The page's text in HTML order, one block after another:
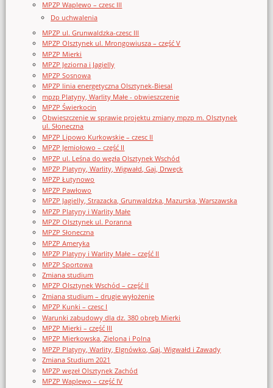
MPZP Waplewo – czesc III
Do uchwalenia
MPZP ul. Grunwaldzka-czesc III
MPZP Olsztynek ul. Mrongowiusza – część V
MPZP Mierki
MPZP Jeziorna i Jagielly
MPZP Sosnowa
MPZP linia energetyczna Olsztynek-Biesal
mpzp Platyny, Warlity Małe - obwieszczenie
MPZP Świerkocin
Obwieszczenie w sprawie projektu zmiany mpzp m. Olsztynek
ul. Słoneczna
MPZP Lipowo Kurkowskie – czesc II
MPZP Jemiołowo – część II
MPZP ul. Leśna do węzła Olsztynek Wschód
MPZP Platyny, Warlity, Wigwałd, Gaj, Drwęck
MPZP Łutynowo
MPZP Pawłowo
MPZP Jagielly, Strazacka, Grunwaldzka, Mazurska, Warszawska
MPZP Platyny i Warlity Małe
MPZP Olsztynek ul. Poranna
MPZP Słoneczna
MPZP Ameryka
MPZP Platyny i Warlity Małe – część II
MPZP Sportowa
Zmiana studium
MPZP Olsztynek Wschód – część II
Zmiana studium – drugie wyłożenie
MPZP Kunki – czesc I
Warunki zabudowy dla dz. 380 obręb Mierki
MPZP Mierki – część III
MPZP Mierkowska, Zielona i Polna
MPZP Platyny, Warlity, Elgnówko, Gaj, Wigwałd i Zawady
Zmiana Studium 2021
MPZP węzeł Olsztynek Zachód
MPZP Waplewo – część IV